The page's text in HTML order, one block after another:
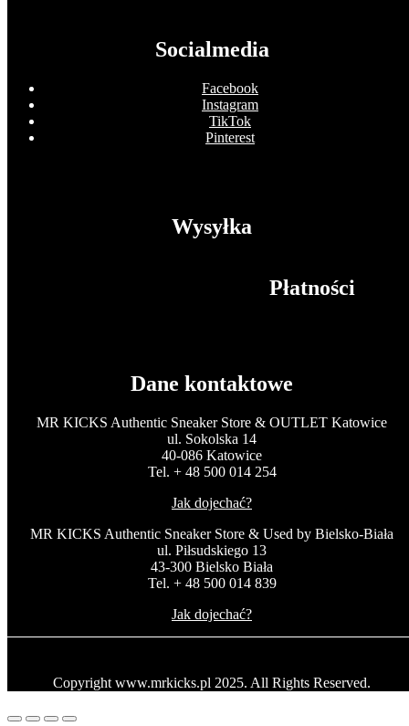
Socialmedia
Facebook
Instagram
TikTok
Pinterest
Wysyłka
Płatności
Dane kontaktowe
MR KICKS Authentic Sneaker Store & OUTLET Katowice
ul. Sokolska 14
40-086 Katowice
Tel. + 48 500 014 254
Jak dojechać?
MR KICKS Authentic Sneaker Store & Used by Bielsko-Biała
ul. Piłsudskiego 13
43-300 Bielsko Biała
Tel. + 48 500 014 839
Jak dojechać?
Copyright www.mrkicks.pl 2025. All Rights Reserved.